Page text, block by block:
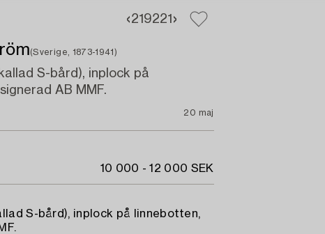
219221
(Sverige, 1873-1941)
S-bård), inplock på
AB MMF.
20 maj
10 000 - 12 000 SEK
S-bård), inplock på linnebotten,